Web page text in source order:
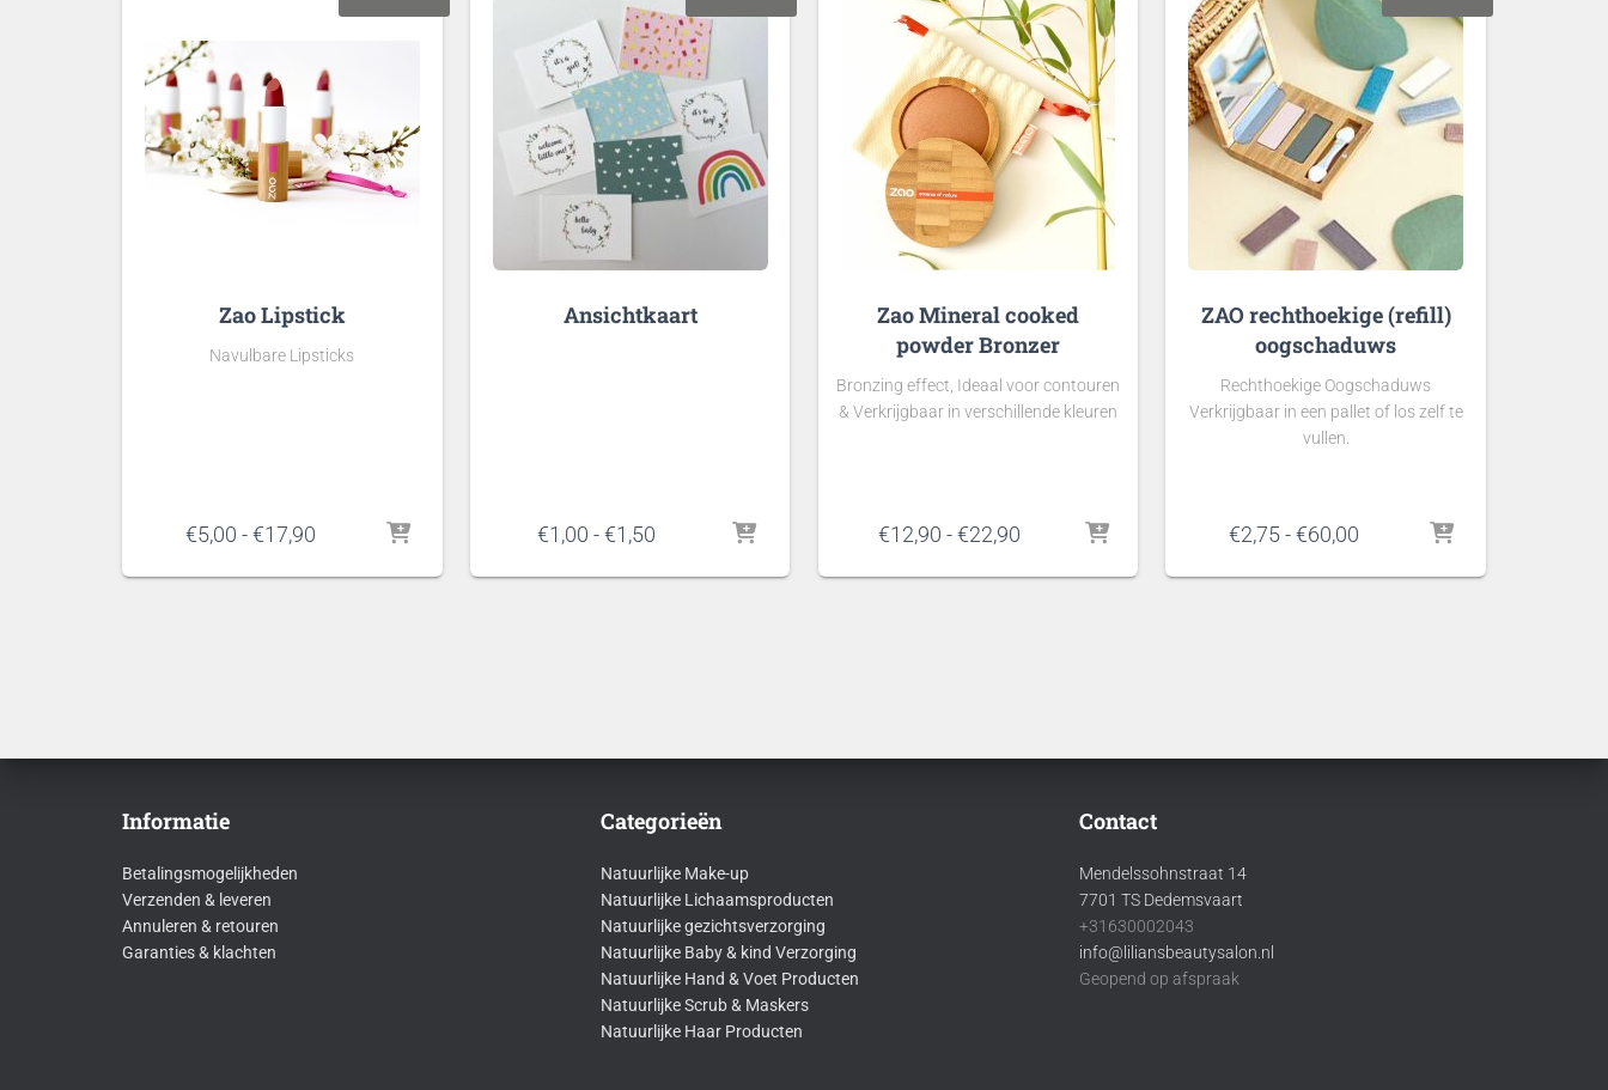
Zao Lipstick
Navulbare Lipsticks
€5,00 - €17,90 Prijsklasse:
tot
Ansichtkaart
€1,00 -€1,50Prijsklasse:
tot
Zao Mineral cooked
powder Bronzer
Bronzing effect, Ideaal voor contouren
& Verkrijgbaar in verschillende kleuren
€12,90 - €22,90Prijsklasse:
tot
ZAO rechthoekige (refill)
oogschaduws
Rechthoekige Oogschaduws
Verkrijgbaar in een pallet of los zelf te
vullen.
€2,75 - €60,00 Prijsklasse:
tot
Informatie
Betalingsmogelijkheden
Verzenden & leveren
Annuleren & retouren
Garanties & klachten
Categorieën
Natuurlijke Make-up
Natuurlijke Lichaamsproducten
Natuurlijke gezichtsverzorging
Natuurlijke Baby & kind Verzorging
Natuurlijke Hand & Voet Producten
Natuurlijke Scrub & Maskers
Natuurlijke Haar Producten
Contact
Mendelssohnstraat 14
7701 TS Dedemsvaart
+31630002043
info@liliansbeautysalon.nl
Geopend op afspraak